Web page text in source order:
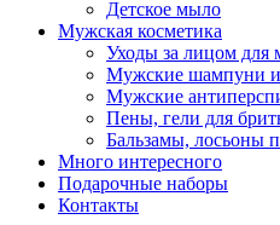
Детское мыло
Мужская косметика
Уходы за лицом для
Мужские шампуни и
Мужские
Пены, гели для
Бальзамы, лосьоны
Много интересного
Подарочные наборы
Контакты